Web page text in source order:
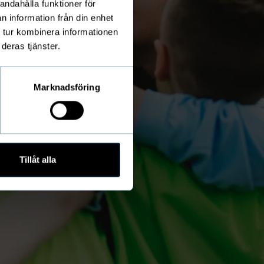
funktioner för
information från din enhet
kombinera informationen
tjänster.
Marknadsföring
Tillåt alla